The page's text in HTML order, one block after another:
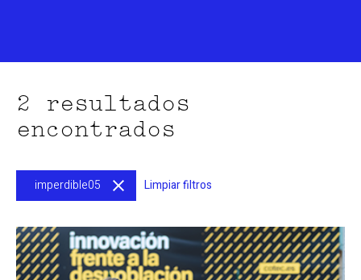
2 resultados
encontrados
imperdible05 Limpiar filtros